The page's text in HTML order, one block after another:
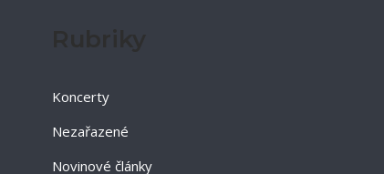
Koncerty
Nezařazené
Novinové články